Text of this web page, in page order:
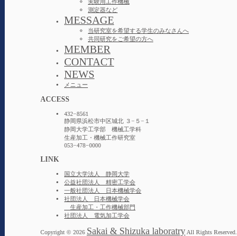
測定器など
MESSAGE
当研究室を希望する学生のみなさんへ
共同研究をご希望の方へ
MEMBER
CONTACT
NEWS
メニュー
ACCESS
432−8561
静岡県浜松市中区城北 ３−５−１
静岡大学工学部 機械工学科
生産加工・機械工作研究室
053−478−0000
LINK
国立大学法人 静岡大学
公益社団法人 精密工学会
一般社団法人 日本機械学会
社団法人 日本機械学会
生産加工・工作機械部門
社団法人 電気加工学会
Copyright © 2026 Sakai & Shizuka laboratryAll Rights Reserved.